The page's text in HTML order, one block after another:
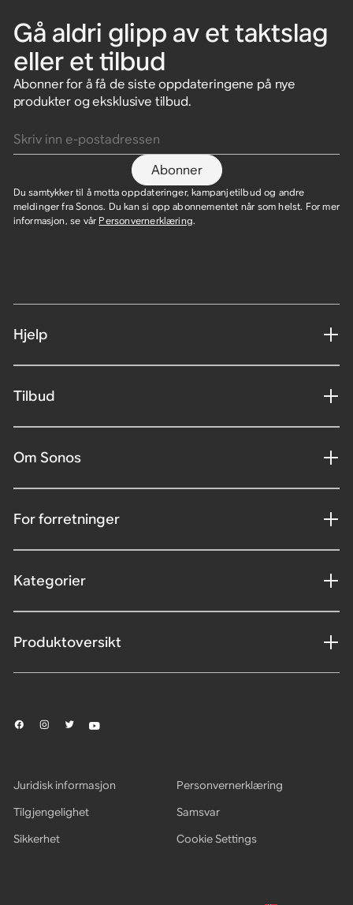
Gå aldri glipp av et taktslag
eller et tilbud
Abonner for å få de siste oppdateringene på nye
produkter og eksklusive tilbud.
Abonner
Du samtykker til å motta oppdateringer, kampanjetilbud og andre
meldinger fra Sonos. Du kan si opp abonnementet når som helst. For mer
informasjon, se vår Personvernerklæring.
Hjelp
Tilbud
Om Sonos
For forretninger
Kategorier
Produktoversikt
Juridisk informasjon
Personvernerklæring
Tilgjengelighet
Samsvar
Sikkerhet
Cookie Settings